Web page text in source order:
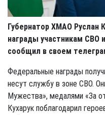
Губернатор ХМАО Руслан
награды участникам СВО
сообщил в своем
Федеральные награды
несут службу в зоне СВО.
Мужества», медалями «За
Кухарук поблагодарил